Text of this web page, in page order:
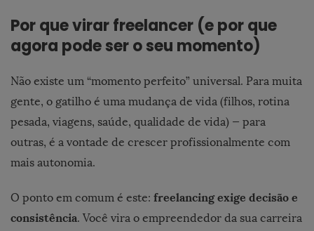
Por que virar freelancer (e por que
agora pode ser o seu momento)
Não existe um “momento perfeito” universal. Para muita
gente, o gatilho é uma mudança de vida (filhos, rotina
pesada, viagens, saúde, qualidade de vida) — para
outras, é a vontade de crescer profissionalmente com
mais autonomia.
O ponto em comum é este: freelancing exige decisão e
consistência. Você vira o empreendedor da sua carreira